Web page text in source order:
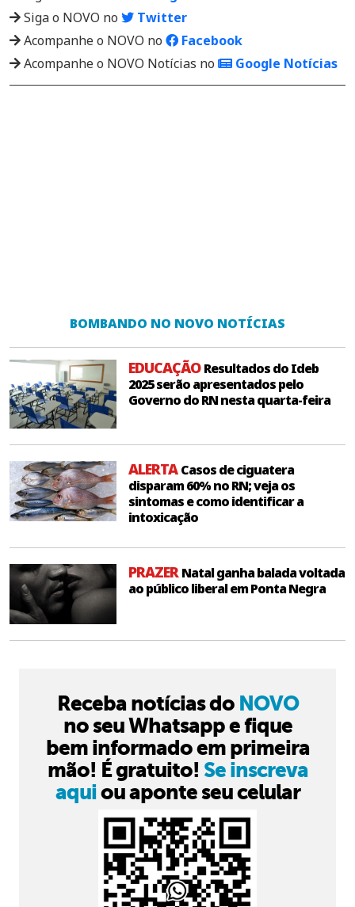
Siga o NOVO no
Twitter
Acompanhe o NOVO no
Facebook
Acompanhe o NOVO Notícias no
Google Notícias
BOMBANDO NO NOVO NOTÍCIAS
EDUCAÇÃOResultados do Ideb
2025 serão apresentados pelo
Governo do RN nesta quarta-feira
ALERTACasos de ciguatera
disparam 60% no RN; veja os
sintomas e como identificar a
intoxicação
PRAZERNatal ganha balada voltada
ao público liberal em Ponta Negra
Receba notícias do NOVO
no seu Whatsapp e fique
bem informado em primeira
mão! É gratuito! Se inscreva
aquiou aponte seu celular